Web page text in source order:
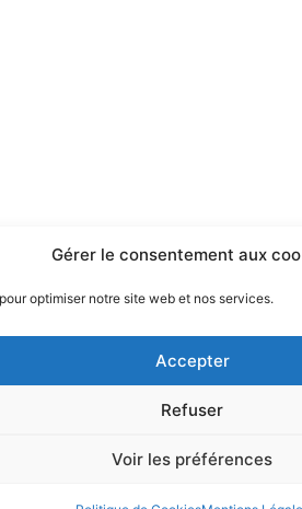
Gérer le consentement aux
optimiser notre site web et nos services.
Accepter
Refuser
Voir les préférences